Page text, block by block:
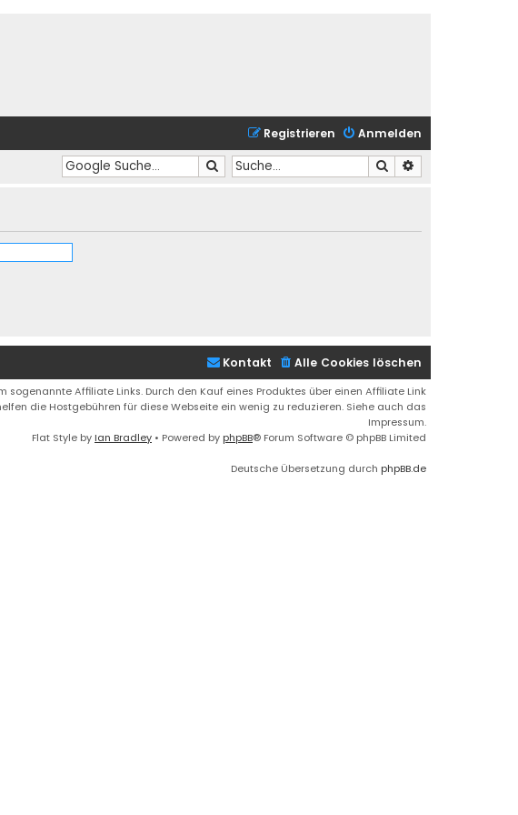
Anmelden
Registrieren
Suche
Suche
Alle Cookies löschen
Kontakt
sogenannte Affiliate Links. Durch den Kauf eines Produktes über einen Affiliate Link
die Hostgebühren für diese Webseite ein wenig zu reduzieren. Siehe auch das
Impressum.
Flat Style by Ian Bradley • Powered by phpBB® Forum Software © phpBB Limited
Deutsche Übersetzung durch phpBB.de